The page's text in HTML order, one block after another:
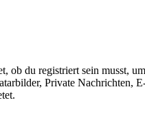
du registriert sein musst,
Private Nachrichten,